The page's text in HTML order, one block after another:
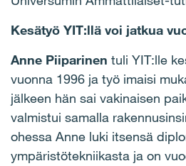
Kesätyö YIT:llä voi jatkua
Anne Piiparinen tuli YIT:lle
vuonna 1996 ja työ imaisi
jälkeen hän sai vakinaisen
valmistui samalla
ohessa Anne luki itsensä
ympäristötekniikasta ja on